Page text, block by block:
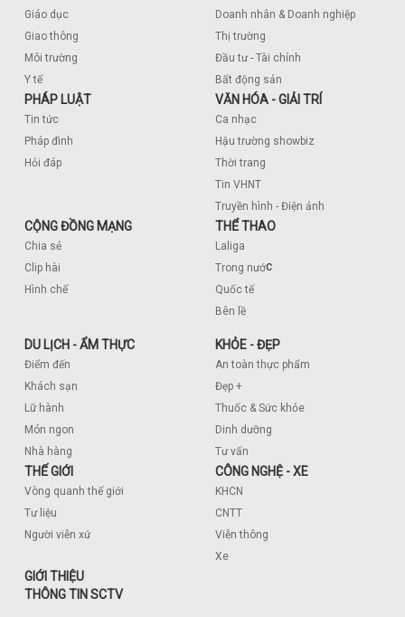
Giáo dục
Giao thông
Môi trường
Y tế
Doanh nhân & Doanh nghiệp
Thị trường
Đầu tư - Tài chính
Bất động sản
PHÁP LUẬT
Tin tức
Pháp đình
Hỏi đáp
VĂN HÓA - GIẢI TRÍ
Ca nhạc
Hậu trường showbiz
Thời trang
Tin VHNT
Truyền hình - Điện ảnh
CỘNG ĐỒNG MẠNG
Chia sẻ
Clip hài
Hình chế
THỂ THAO
Laliga
Trong nước
Quốc tế
Bên lề
DU LỊCH - ẨM THỰC
Điểm đến
Khách sạn
Lữ hành
Món ngon
Nhà hàng
KHỎE - ĐẸP
An toàn thực phẩm
Đẹp +
Thuốc & Sức khỏe
Dinh dưỡng
Tư vấn
THẾ GIỚI
Vòng quanh thế giới
Tư liệu
Người viễn xứ
CÔNG NGHỆ - XE
KHCN
CNTT
Viễn thông
Xe
GIỚI THIỆU
THÔNG TIN SCTV